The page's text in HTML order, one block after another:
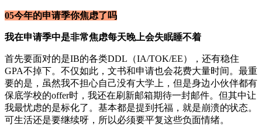
05今年的申请季你焦虑了吗
我在申请季中是非常焦虑每天晚上会失眠睡不着
首先要面对的是IB的各类DDL（IA/TOK/EE），还有稳住
GPA不掉下。不仅如此，文书和申请也会花费大量时间。最重
要的是，虽然我不担心自己没有大学上，但是身边小伙伴都有
保底学校的offer时，我还在刷新邮箱期待一封邮件。但其中让
我最忧虑的是标化了。基本都是提到托福，就是崩溃的状态。
可生活还是要继续呀，所以必须要平复这些负面情绪。